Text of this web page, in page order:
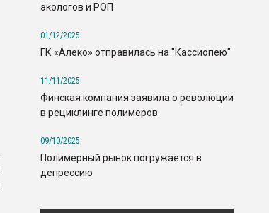
экологов и РОП
01/12/2025
ГК «Алеко» отправилась на "Кассиопею"
11/11/2025
Финская компания заявила о революции
в рециклинге полимеров
09/10/2025
Полимерный рынок погружается в
депрессию